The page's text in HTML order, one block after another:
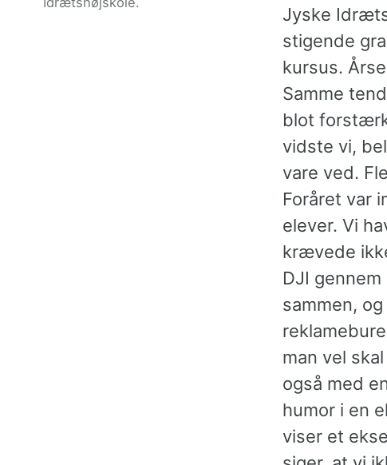
Jyske
stigende
kursus.
Samme
blot
vidste vi,
vare ved.
Foråret var
elever. Vi
krævede
DJI
sammen,
man vel
også med
humor i en
viser et